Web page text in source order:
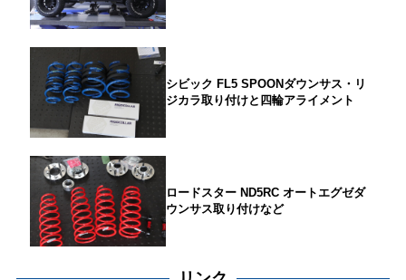
シビック FL5 SPOONダウンサス・リ
ジカラ取り付けと四輪アライメント
ロードスター ND5RC オートエグゼダ
ウンサス取り付けなど